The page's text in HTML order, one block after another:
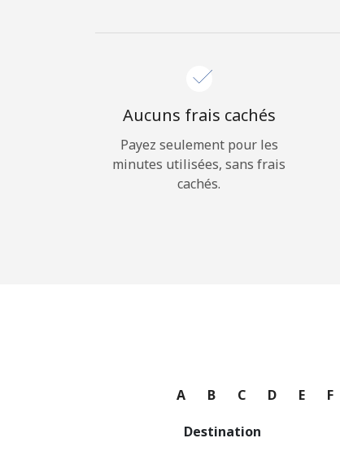
Aucuns frais cachés
Payez seulement pour les
minutes utilisées, sans frais
cachés.
A B C D E F
Destination